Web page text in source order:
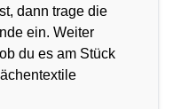
dann trage die
ein. Weiter
du es am Stück